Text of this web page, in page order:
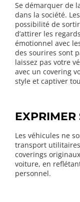
Se démarquer de
dans la société.
possibilité de
d’attirer les
émotionnel avec
des sourires sont
laissez pas votre
avec un covering
style et captiver
EXPRIMER
Les véhicules ne
transport
coverings
voiture, en
personnel.